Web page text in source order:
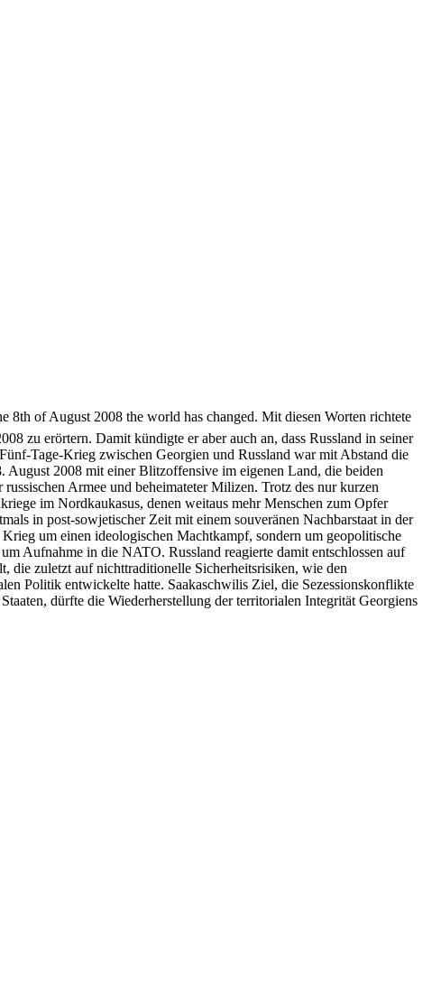
of August 2008 the world has changed. Mit diesen Worten richtete
zu erörtern. Damit kündigte er aber auch an, dass Russland in seiner
Tage-Krieg zwischen Georgien und Russland war mit Abstand die
August 2008 mit einer Blitzoffensive im eigenen Land, die beiden
Armee und beheimateter Milizen. Trotz des nur kurzen
im Nordkaukasus, denen weitaus mehr Menschen zum Opfer
in post-sowjetischer Zeit mit einem souveränen Nachbarstaat in der
um einen ideologischen Machtkampf, sondern um geopolitische
Aufnahme in die NATO. Russland reagierte damit entschlossen auf
die zuletzt auf nichttraditionelle Sicherheitsrisiken, wie den
Politik entwickelte hatte. Saakaschwilis Ziel, die Sezessionskonflikte
dürfte die Wiederherstellung der territorialen Integrität Georgiens